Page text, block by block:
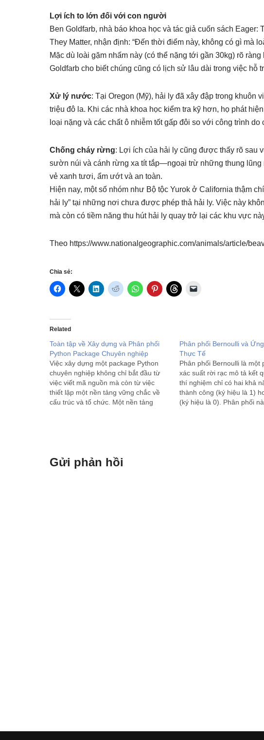
Lợi ích to lớn đối với con người
Ben Goldfarb, nhà báo khoa học và tác giả cuốn sách Eager:
They Matter, nhận định: “Đến thời điểm này, không có gì mà
Mặc dù loài gặm nhấm này (có thể nặng tới gần 30kg) rõ
Goldfarb cho biết chúng cũng có lịch sử lâu dài trong việc hỗ
Xử lý nước: Tại Oregon (Mỹ), hải ly đã xây đập trong
triệu đô la. Khi các nhà khoa học kiểm tra kỹ hơn, họ phát
loại nặng và các chất ô nhiễm tốt gấp đôi so với công trình
Chống cháy rừng: Lợi ích của hải ly cũng được thấy rõ sau
sườn núi và cánh rừng xa tít tắp—ngoại trừ những thung
vẻ xanh tươi, ẩm ướt và an toàn.
Hiện nay, một số nhóm như Bộ tộc Yurok ở California thậm
hải ly” tại những nơi chưa được phép thả hải ly. Việc này
mà còn có tiềm năng thu hút hải ly quay trở lại các khu vực
Theo https://www.nationalgeographic.com/animals/article/
Chia sẻ:
Related
Toàn tập về Xây dựng và Phân phối
Python Package Chuyên nghiệp
Việc xây dựng một package Python
chuyên nghiệp không chỉ bắt đầu từ
việc viết mã nguồn mà còn từ việc
thiết lập một nền tảng vững chắc về
cấu trúc và tổ chức. Một nền tảng
Phân phối Bernoulli và
Thực Tế
Phân phối Bernoulli là một
xác suất rời rạc mô tả kết
thí nghiệm chỉ có hai khả
thành công (ký hiệu là 1)
(ký hiệu là 0). Phân phối
Gửi phản hồi